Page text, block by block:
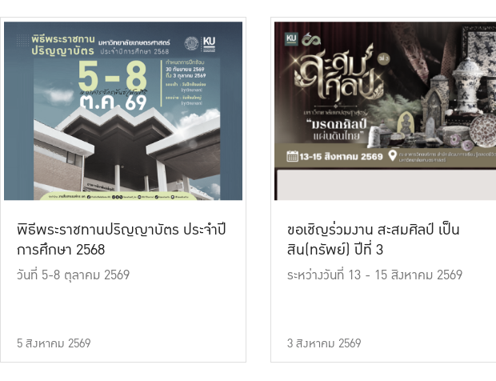
พิธีพระราชทานปริญญาบัตร ประจำปี
การศึกษา 2568
วันที่ 5-8 ตุลาคม 2569
5 สิงหาคม 2569
ขอเชิญร่วมงาน สะสมศิลป์ เป็น
สิน(ทรัพย์) ปีที่ 3
ระหว่างวันที่ 13 - 15 สิงหาคม 2569
3 สิงหาคม 2569